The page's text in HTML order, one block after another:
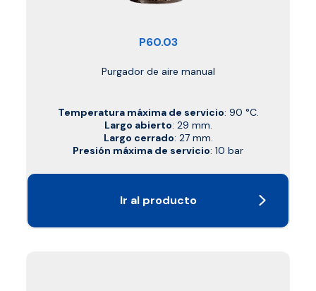
P60.03
Purgador de aire manual
Temperatura máxima de servicio: 90 °C.
Largo abierto: 29 mm.
Largo cerrado: 27 mm.
Presión máxima de servicio: 10 bar
Ir al producto